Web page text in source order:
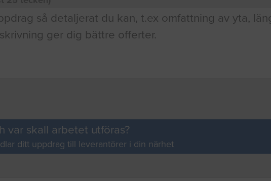
var skall arbetet utföras?
ditt uppdrag till leverantörer i din närhet